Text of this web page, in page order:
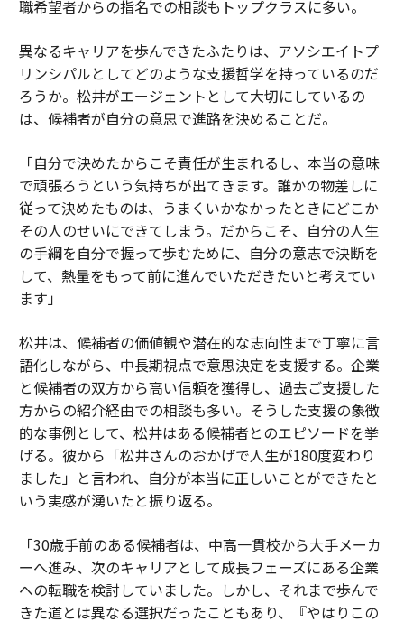
職希望者からの指名での相談もトップクラスに多い。
異なるキャリアを歩んできたふたりは、アソシエイトプ
リンシパルとしてどのような支援哲学を持っているのだ
ろうか。松井がエージェントとして大切にしているの
は、候補者が自分の意思で進路を決めることだ。
「自分で決めたからこそ責任が生まれるし、本当の意味
で頑張ろうという気持ちが出てきます。誰かの物差しに
従って決めたものは、うまくいかなかったときにどこか
その人のせいにできてしまう。だからこそ、自分の人生
の手綱を自分で握って歩むために、自分の意志で決断を
して、熱量をもって前に進んでいただきたいと考えてい
ます」
松井は、候補者の価値観や潜在的な志向性まで丁寧に言
語化しながら、中長期視点で意思決定を支援する。企業
と候補者の双方から高い信頼を獲得し、過去ご支援した
方からの紹介経由での相談も多い。そうした支援の象徴
的な事例として、松井はある候補者とのエピソードを挙
げる。彼から「松井さんのおかげで人生が180度変わり
ました」と言われ、自分が本当に正しいことができたと
いう実感が湧いたと振り返る。
「30歳手前のある候補者は、中高一貫校から大手メーカ
ーへ進み、次のキャリアとして成長フェーズにある企業
への転職を検討していました。しかし、それまで歩んで
きた道とは異なる選択だったこともあり、『やはりこの